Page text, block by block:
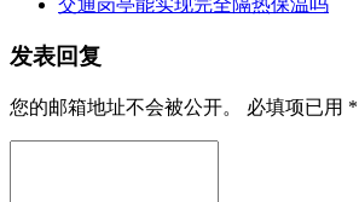
交通岗亭能实现完全隔热保温吗
发表回复
您的邮箱地址不会被公开。 必填项已用 *